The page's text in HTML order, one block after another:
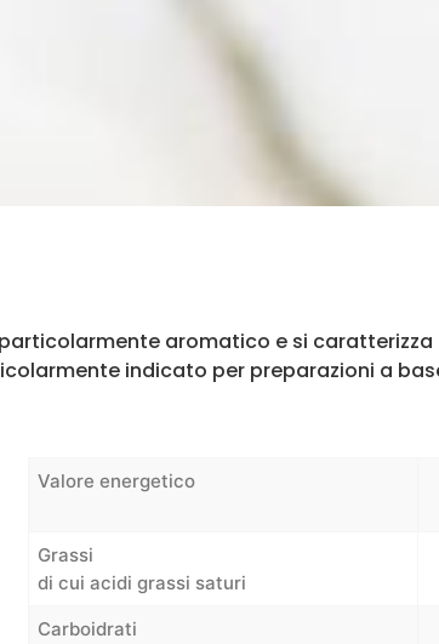
aromatico e si
indicato per preparazioni a
Valore energetico
Grassi
di cui acidi grassi saturi
Carboidrati